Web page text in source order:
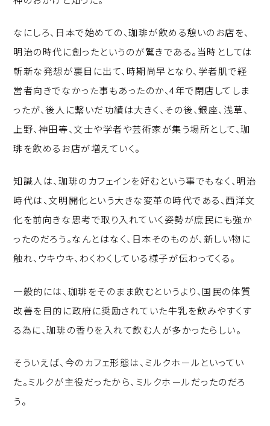
なにしろ、日本で始めての、珈琲が飲める憩いのお店を、
明治の時代に創ったというのが驚きである。当時としては
斬新な発想が裏目に出て、時期尚早となり、学者肌で経
営者向きでなかった事もあったのか、4年で閉店してしま
ったが、後人に繋いだ功績は大きく、その後、銀座、浅草、
上野、神田等、文士や学者や芸術家が集う場所として、珈
琲を飲めるお店が増えていく。
知識人は、珈琲のカフェインを好むという事でもなく、明治
時代は、文明開化という大きな変革の時代である、西洋文
化を前向きな思考で取り入れていく姿勢が庶民にも強か
ったのだろう。なんとはなく、日本そのものが、新しい物に
触れ、ウキウキ、わくわくしている様子が伝わってくる。
一般的には、珈琲をそのまま飲むというより、国民の体質
改善を目的に政府に奨励されていた牛乳を飲みやすくす
る為に、珈琲の香りを入れて飲む人が多かったらしい。
そういえば、今のカフェ形態は、ミルクホールといってい
た。ミルクが主役だったから、ミルクホールだったのだろ
う。